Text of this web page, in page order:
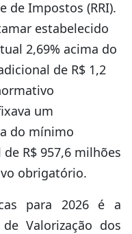
de Impostos (RRI).
estabelecido
2,69% acima do
de R$ 1,2
um
do mínimo
R$ 957,6 milhões
obrigatório.
para 2026 é a
Valorização dos